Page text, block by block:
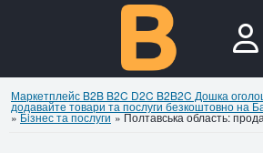
Маркетплейс B2B B2C D2C B2B2C Дошка
додавайте товари та послуги безкоштовно на
»Бiзнес та послуги »Полтавська область: